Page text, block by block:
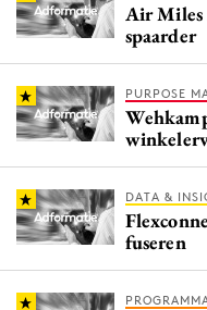
Air Miles
spaarder
PURPOSE
DATA &
fuseren